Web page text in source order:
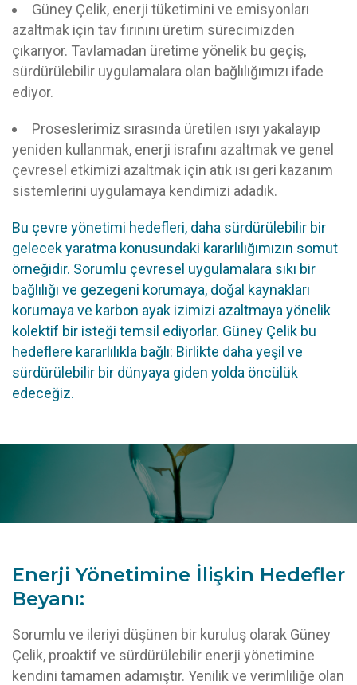
Güney Çelik, enerji tüketimini ve emisyonları
azaltmak için tav fırınını üretim sürecimizden
çıkarıyor. Tavlamadan üretime yönelik bu geçiş,
sürdürülebilir uygulamalara olan bağlılığımızı ifade
ediyor.
Proseslerimiz sırasında üretilen ısıyı yakalayıp
yeniden kullanmak, enerji israfını azaltmak ve genel
çevresel etkimizi azaltmak için atık ısı geri kazanım
sistemlerini uygulamaya kendimizi adadık.
Bu çevre yönetimi hedefleri, daha sürdürülebilir bir
gelecek yaratma konusundaki kararlılığımızın somut
örneğidir. Sorumlu çevresel uygulamalara sıkı bir
bağlılığı ve gezegeni korumaya, doğal kaynakları
korumaya ve karbon ayak izimizi azaltmaya yönelik
kolektif bir isteği temsil ediyorlar. Güney Çelik bu
hedeflere kararlılıkla bağlı: Birlikte daha yeşil ve
sürdürülebilir bir dünyaya giden yolda öncülük
edeceğiz.
Enerji Yönetimine İlişkin Hedefler
Beyanı:
Sorumlu ve ileriyi düşünen bir kuruluş olarak Güney
Çelik, proaktif ve sürdürülebilir enerji yönetimine
kendini tamamen adamıştır. Yenilik ve verimliliğe olan